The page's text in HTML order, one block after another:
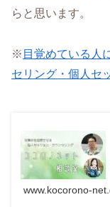
らと思います。
※ 目覚めている人
セリング・個人セ
www.kocorono-